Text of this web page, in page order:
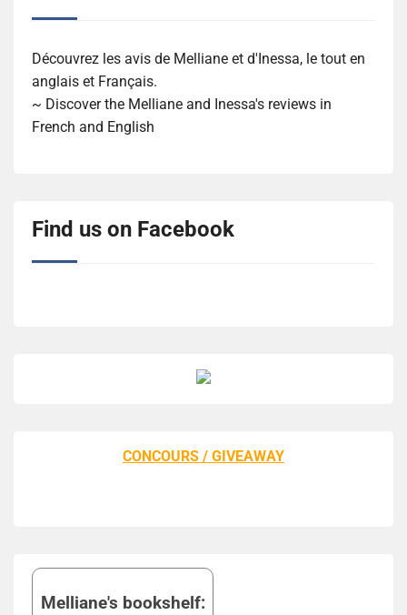
Découvrez les avis de Melliane et d'Inessa, le tout en
anglais et Français.
~ Discover the Melliane and Inessa's reviews in
French and English
Find us on Facebook
CONCOURS / GIVEAWAY
Melliane's bookshelf: